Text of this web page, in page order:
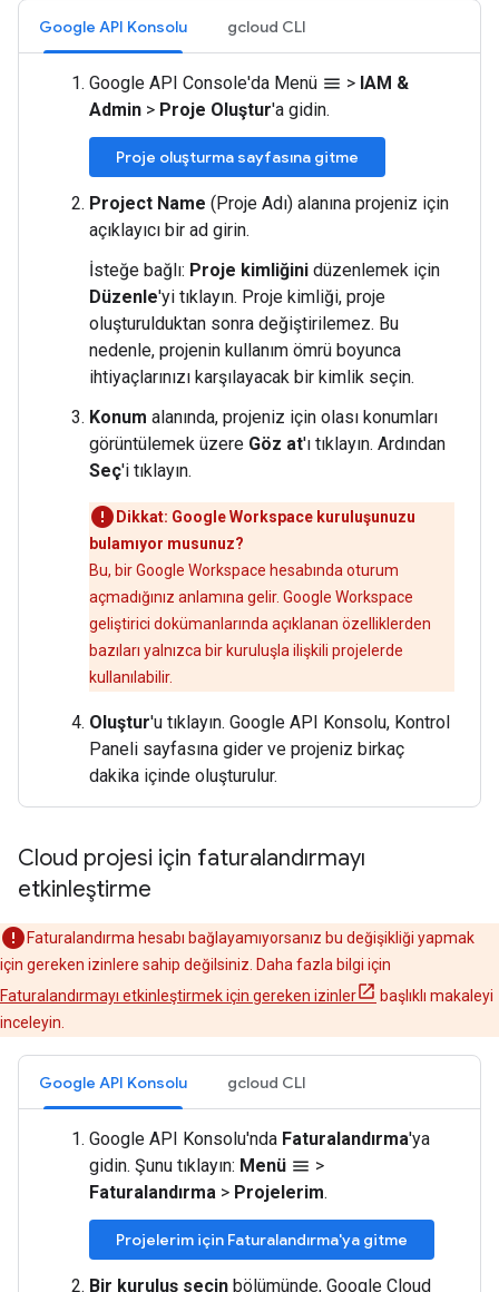
Google API Konsolu gcloud CLI
Google API Console'da Menü menu > IAM &
Admin > Proje Oluştur'a gidin.
Proje oluşturma sayfasına gitme
Project Name (Proje Adı) alanına projeniz için
açıklayıcı bir ad girin.
İsteğe bağlı: Proje kimliğini düzenlemek için
Düzenle'yi tıklayın. Proje kimliği, proje
oluşturulduktan sonra değiştirilemez. Bu
nedenle, projenin kullanım ömrü boyunca
ihtiyaçlarınızı karşılayacak bir kimlik seçin.
Konum alanında, projeniz için olası konumları
görüntülemek üzere Göz at'ı tıklayın. Ardından
Seç'i tıklayın.
Dikkat: Google Workspace kuruluşunuzu
bulamıyor musunuz?
Bu, bir Google Workspace hesabında oturum
açmadığınız anlamına gelir. Google Workspace
geliştirici dokümanlarında açıklanan özelliklerden
bazıları yalnızca bir kuruluşla ilişkili projelerde
kullanılabilir.
Oluştur'u tıklayın. Google API Konsolu, Kontrol
Paneli sayfasına gider ve projeniz birkaç
dakika içinde oluşturulur.
Cloud projesi için faturalandırmayı
etkinleştirme
Faturalandırma hesabı bağlayamıyorsanız bu değişikliği yapmak
için gereken izinlere sahip değilsiniz. Daha fazla bilgi için
Faturalandırmayı etkinleştirmek için gereken izinler
başlıklı makaleyi
inceleyin.
Google API Konsolu gcloud CLI
Google API Konsolu'nda Faturalandırma'ya
gidin. Şunu tıklayın: Menü menu >
Faturalandırma > Projelerim.
Projelerim için Faturalandırma'ya gitme
Bir kuruluş seçin bölümünde, Google Cloud